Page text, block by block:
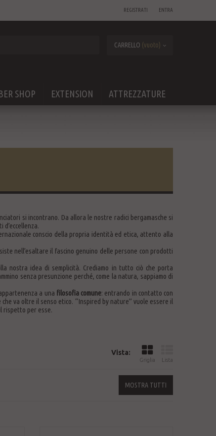
ENTRA
REGISTRATI
CARRELLO (vuoto)
ATTREZZATURE
EXTENSION
SHOP
si incontrano. Da allora le nostre radici bergamasche si
conscio della propria identità ed etica, attento alla
nell’esaltare il fascino genuino delle persone con prodotti
nostra idea di semplicità. Crediamo in tutto ciò che porta
senza presunzione perché, come la natura, sappiamo di
a una filosofia comune: entrando in contatto con
va oltre il senso etico. “Inspired by nature” vuole essere il
rispetto per esse.
Vista:
Griglia Lista
MOSTRA TUTTI